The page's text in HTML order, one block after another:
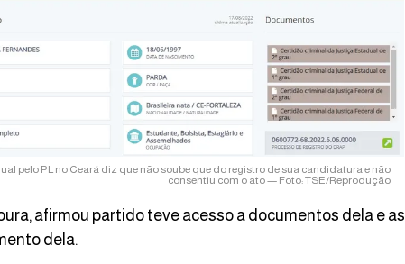
pelo PL no Ceará diz que não soube que do registro de sua candidatura e não
consentiu com o ato — Foto: TSE/Reprodução
afirmou partido teve acesso a documentos dela e as
dela.